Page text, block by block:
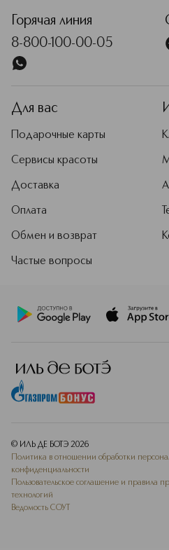
Горячая линия
8-800-100-00-05
Для вас
Подарочные карты
Сервисы красоты
Доставка
Оплата
Обмен и возврат
Частые вопросы
© ИЛЬ ДЕ БОТЭ 2026
Политика в отношении обработки
конфиденциальности
Пользовательское соглашение и правила
технологий
Ведомость СОУТ